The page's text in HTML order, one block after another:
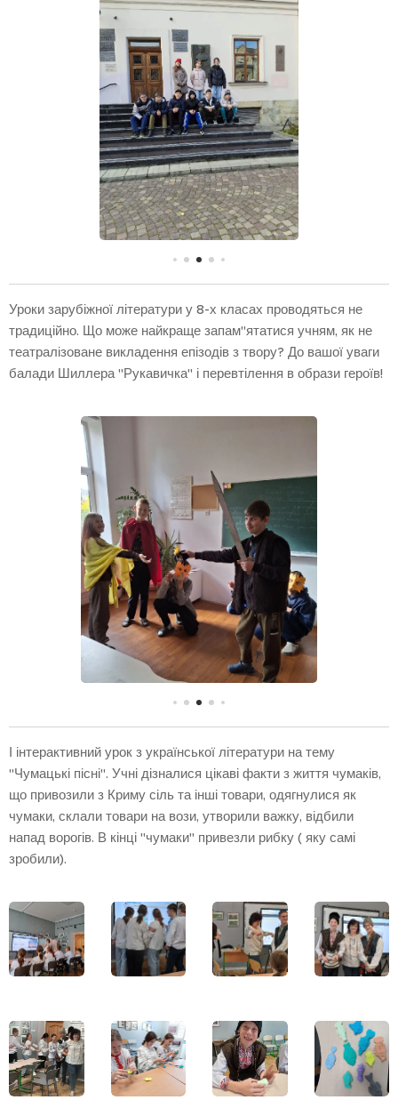
Уроки зарубіжної літератури у 8-х класах проводяться не
традиційно. Що може найкраще запам"ятатися учням, як не
театралізоване викладення епізодів з твору? До вашої уваги
балади Шиллера "Рукавичка" і перевтілення в образи героїв!
І інтерактивний урок з української літератури на тему
"Чумацькі пісні". Учні дізналися цікаві факти з життя чумаків,
що привозили з Криму сіль та інші товари, одягнулися як
чумаки, склали товари на вози, утворили важку, відбили
напад ворогів. В кінці "чумаки" привезли рибку ( яку самі
зробили).